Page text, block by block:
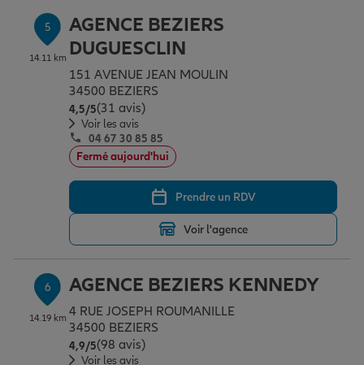
5
14.11 km
AGENCE BEZIERS
DUGUESCLIN
151 AVENUE JEAN MOULIN
34500 BEZIERS
4,5/5Note de 4.5 sur 5
(31 avis)
Voir les avis
04 67 30 85 85
Fermé aujourd'hui
Prendre un RDV
Voir l'agence
6
14.19 km
AGENCE BEZIERS KENNEDY
4 RUE JOSEPH ROUMANILLE
34500 BEZIERS
4,9/5Note de 4.9 sur 5
(98 avis)
Voir les avis